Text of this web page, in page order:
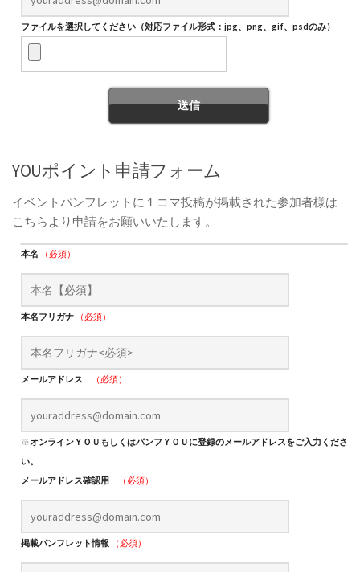
ファイルを選択してください（対応ファイル形式：jpg、png、gif、psdのみ）
YOUポイント申請フォーム
イベントパンフレットに１コマ投稿が掲載された参加者様は
こちらより申請をお願いいたします。
本名 （必須）
本名フリガナ （必須）
メールアドレス （必須）
※オンラインＹＯＵもしくはパンフＹＯＵに登録のメールアドレスをご入力くださ
い。
メールアドレス確認用
（必須）
掲載パンフレット情報 （必須）